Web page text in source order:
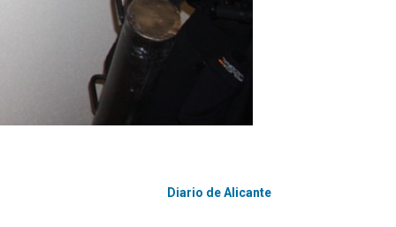
Diario de Alicante